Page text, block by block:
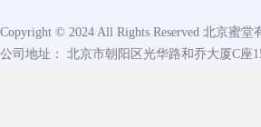
Copyright © 2024 All Rights Reserved 北京蜜堂
公司地址： 北京市朝阳区光华路和乔大厦C座